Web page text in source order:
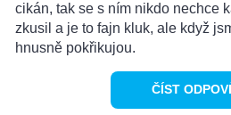
cikán, tak se s ním nikdo nechce
zkusil a je to fajn kluk, ale když
hnusně pokřikujou.
ČÍST